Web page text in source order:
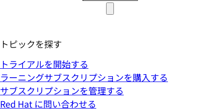
トピックを探す
トライアルを開始する
ラーニングサブスクリプションを購入する
サブスクリプションを管理する
Red Hat に問い合わせる